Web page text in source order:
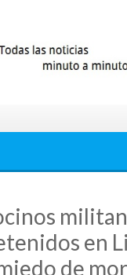
en
de